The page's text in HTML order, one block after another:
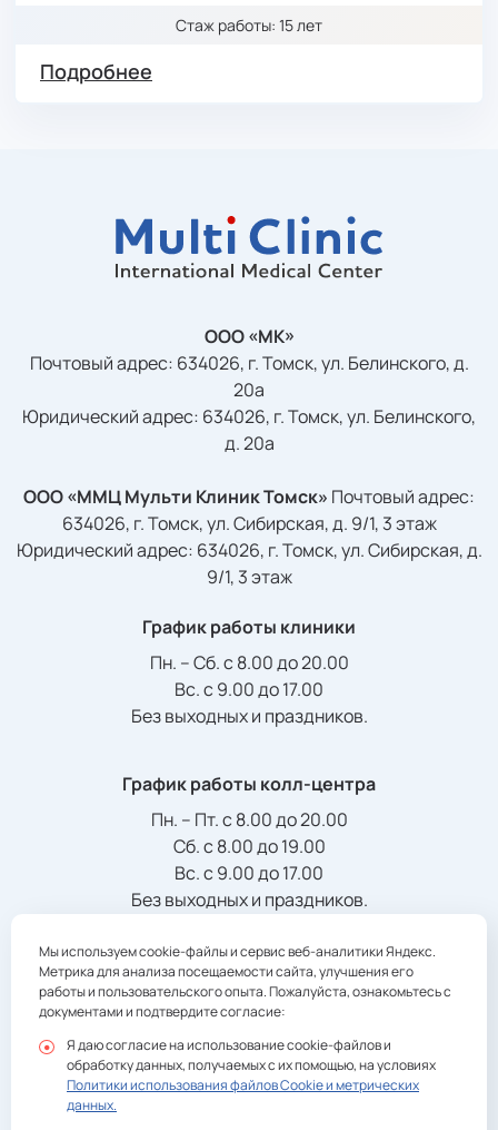
Стаж работы: 15 лет
Подробнее
ООО «МК»
Почтовый адрес: 634026, г. Томск, ул. Белинского, д.
20а
Юридический адрес: 634026, г. Томск, ул. Белинского,
д. 20а
ООО «ММЦ Мульти Клиник Томск» Почтовый адрес:
634026, г. Томск, ул. Сибирская, д. 9/1, 3 этаж
Юридический адрес: 634026, г. Томск, ул. Сибирская, д.
9/1, 3 этаж
График работы клиники
Пн. – Сб. с 8.00 до 20.00
Вс. с 9.00 до 17.00
Без выходных и праздников.
График работы колл-центра
Пн. – Пт. с 8.00 до 20.00
Сб. с 8.00 до 19.00
Вс. с 9.00 до 17.00
Без выходных и праздников.
Телефон/Факс:
+7 (3822) 901-941registratura@multiclinic.ru
Мы используем cookie-файлы и сервис веб-аналитики Яндекс.
Метрика для анализа посещаемости сайта, улучшения его
работы и пользовательского опыта. Пожалуйста, ознакомьтесь с
документами и подтвердите согласие:
Я даю согласие на использование cookie-файлов и
обработку данных, получаемых с их помощью, на условиях
Политики использования файлов Cookie и метрических
данных.